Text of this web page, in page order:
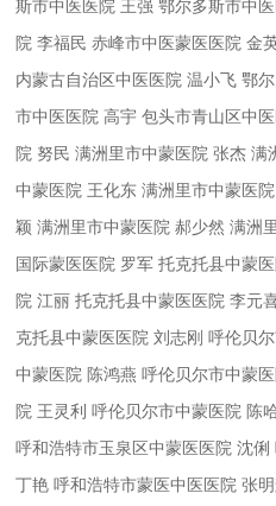
斯市中医医院 王强 鄂尔多斯市中
院 李福民 赤峰市中医蒙医医院 金
内蒙古自治区中医医院 温小飞 鄂
市中医医院 高宇 包头市青山区中
院 努民 满洲里市中蒙医院 张杰 满
中蒙医院 王化东 满洲里市中蒙医
颖 满洲里市中蒙医院 郝少然 满洲
国际蒙医医院 罗军 托克托县中蒙
院 江丽 托克托县中蒙医医院 李元
克托县中蒙医医院 刘志刚 呼伦贝
中蒙医院 陈鸿燕 呼伦贝尔市中蒙
院 王灵利 呼伦贝尔市中蒙医院 陈
呼和浩特市玉泉区中蒙医医院 沈俐
丁艳 呼和浩特市蒙医中医医院 张